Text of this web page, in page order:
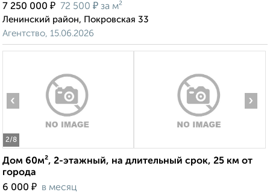
7 250 000 ₽ 72 500 ₽ за м²
Ленинский район, Покровская 33
Агентство, 15.06.2026
2/8
‹ ›
Дом 60м², 2-этажный, на длительный срок, 25 км от
города
6 000 ₽ в месяц